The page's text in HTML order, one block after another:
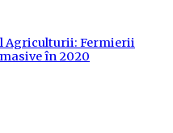
Agriculturii: Fermierii
în 2020